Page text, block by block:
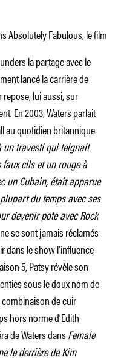
Absolutely Fabulous, le film
la partage avec le
lancé la carrière de
repose, lui aussi, sur
En 2003, Waters parlait
au quotidien britannique
un travesti qui teignait
cils et un rouge à
un Cubain, était apparue
du temps avec ses
devenir pote avec Rock
se sont jamais réclamés
dans le show l’influence
5, Patsy révèle son
sous le doux nom de
de cuir
hors norme d’Edith
de Waters dansFemale
le derrière de Kim